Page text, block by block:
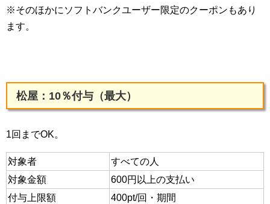
※そのほかにソフトバンクユーザー限定のクーポンもあり
ます。
松屋：10％付与（最大）
1回までOK。
対象者
すべての人
対象金額
600円以上の支払い
付与上限額
400pt/回・期間